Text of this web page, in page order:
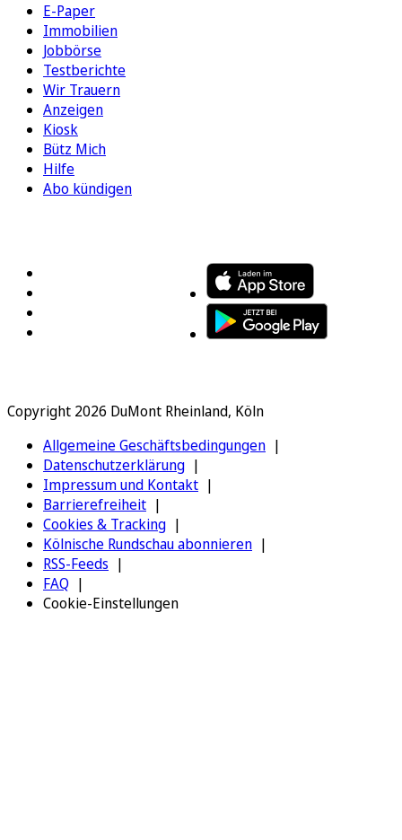
E-Paper
Immobilien
Jobbörse
Testberichte
Wir Trauern
Anzeigen
Kiosk
Bütz Mich
Hilfe
Abo kündigen
Copyright 2026 DuMont Rheinland, Köln
Allgemeine Geschäftsbedingungen
Datenschutzerklärung
Impressum und Kontakt
Barrierefreiheit
Cookies & Tracking
Kölnische Rundschau abonnieren
RSS-Feeds
FAQ
Cookie-Einstellungen